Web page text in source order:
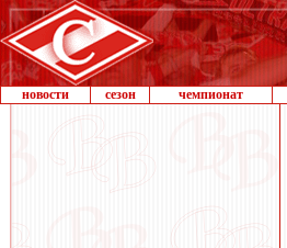
новости сезон чемпионат